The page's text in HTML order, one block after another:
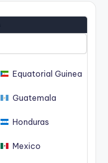
Equatorial Guinea
Guatemala
Honduras
Mexico